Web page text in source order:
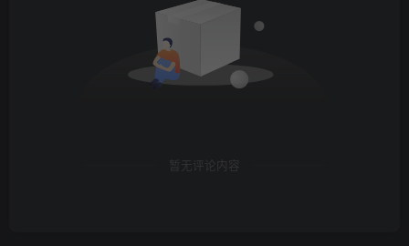
暂无评论内容